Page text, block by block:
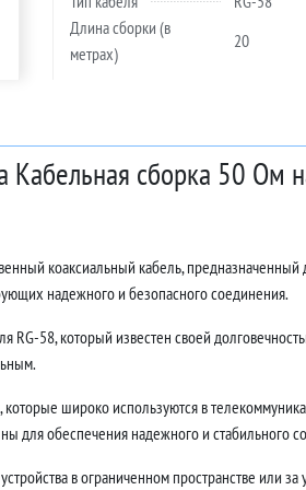
Длина сборки (в
метрах)
20
Кабельная сборка 50 Ом
коаксиальный кабель,
надежного и безопасного соединения.
RG-58, который известен своей
широко используются в
для обеспечения надежного и стабильного
в ограниченном пространстве или за